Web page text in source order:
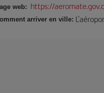
web: https://
arriver en ville: